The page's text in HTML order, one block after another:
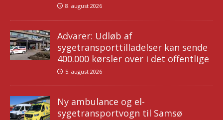
8. august 2026
Advarer: Udløb af
sygetransporttilladelser kan sende
400.000 kørsler over i det offentlige
5. august 2026
Ny ambulance og el-
sygetransportvogn til Samsø